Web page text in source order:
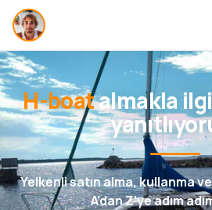
H-boatalmakla
Yelkenli satın alma, kullanma
A'dan Z'ye adım